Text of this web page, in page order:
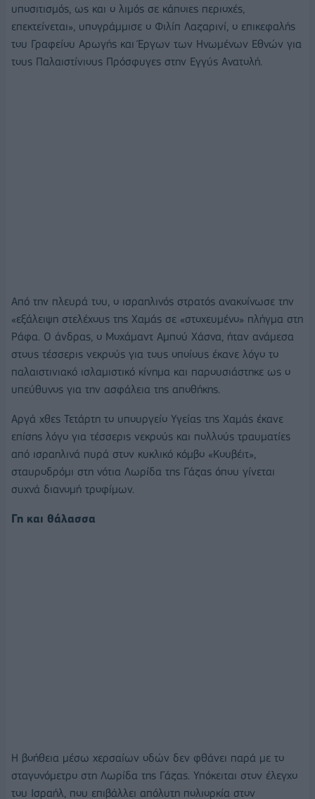
υποσιτισμός, ως και ο λιμός σε κάποιες περιοχές,
επεκτείνεται», υπογράμμισε ο Φιλίπ Λαζαρινί, ο επικεφαλής
του Γραφείου Αρωγής και Έργων των Ηνωμένων Εθνών για
τους Παλαιστίνιους Πρόσφυγες στην Εγγύς Ανατολή.
Από την πλευρά του, ο ισραηλινός στρατός ανακοίνωσε την
«εξάλειψη στελέχους της Χαμάς σε «στοχευμένο» πλήγμα στη
Ράφα. Ο άνδρας, ο Μοχάμαντ Αμπού Χάσνα, ήταν ανάμεσα
στους τέσσερις νεκρούς για τους οποίους έκανε λόγο το
παλαιστινιακό ισλαμιστικό κίνημα και παρουσιάστηκε ως ο
υπεύθυνος για την ασφάλεια της αποθήκης.
Αργά χθες Τετάρτη το υπουργείο Υγείας της Χαμάς έκανε
επίσης λόγο για τέσσερις νεκρούς και πολλούς τραυματίες
από ισραηλινά πυρά στον κυκλικό κόμβο «Κουβέιτ»,
σταυροδρόμι στη νότια Λωρίδα της Γάζας όπου γίνεται
συχνά διανομή τροφίμων.
Γη και θάλασσα
Η βοήθεια μέσω χερσαίων οδών δεν φθάνει παρά με το
σταγονόμετρο στη Λωρίδα της Γάζας. Υπόκειται στον έλεγχο
του Ισραήλ, που επιβάλλει απόλυτη πολιορκία στον